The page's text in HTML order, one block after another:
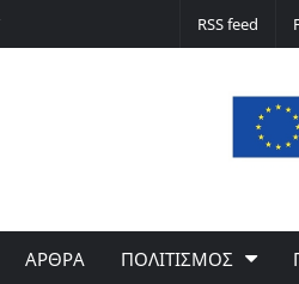
Όχι, δεν ευθύνεται η κλιματική κρίση
Φάμπιαν Δημητρίου
RSS feed
ΑΡΘΡΑ ΠΟΛΙΤΙΣΜΟΣ